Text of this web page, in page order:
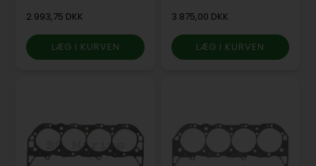
2.993,75 DKK
3.875,00 DKK